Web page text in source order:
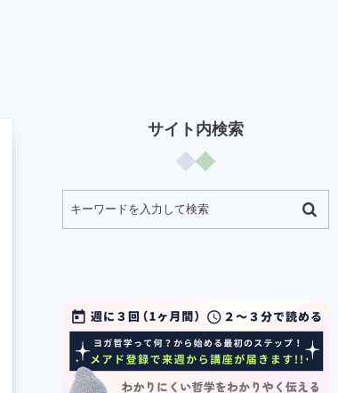
サイト内検索